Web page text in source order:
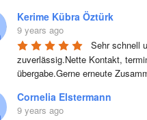
Kerime Kübra Öztürk
9 years ago
Sehr schnell
zuverlässig.Nette Kontakt,
übergabe.Gerne erneute
Cornelia Elstermann
9 years ago